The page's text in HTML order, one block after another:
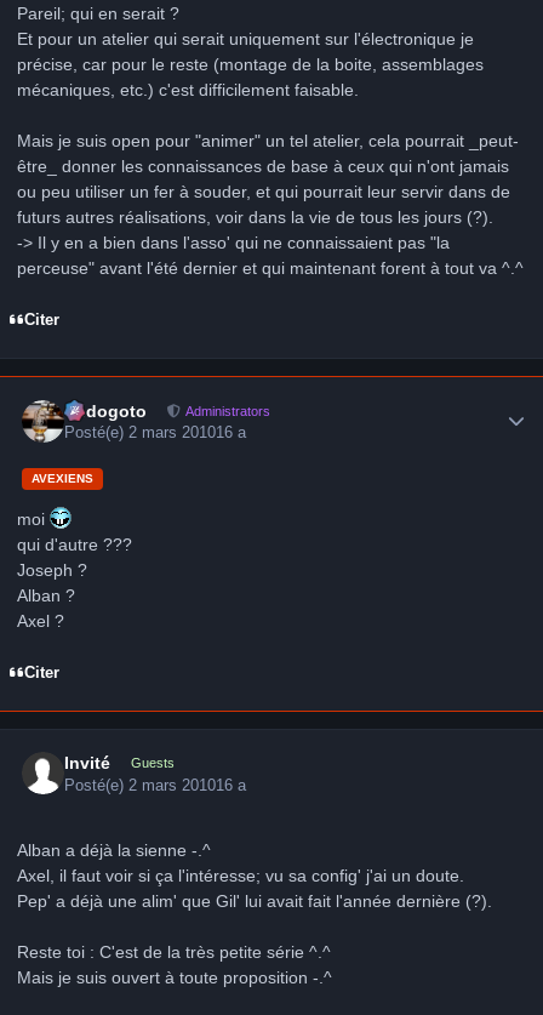
Pareil; qui en serait ?
Et pour un atelier qui serait uniquement sur l'électronique je
précise, car pour le reste (montage de la boite, assemblages
mécaniques, etc.) c'est difficilement faisable.
Mais je suis open pour "animer" un tel atelier, cela pourrait _peut-
être_ donner les connaissances de base à ceux qui n'ont jamais
ou peu utiliser un fer à souder, et qui pourrait leur servir dans de
futurs autres réalisations, voir dans la vie de tous les jours (?).
-> Il y en a bien dans l'asso' qui ne connaissaient pas "la
perceuse" avant l'été dernier et qui maintenant forent à tout va ^.^
Citer
frédogoto Administrators
Posté(e)2 mars 201016 a
AVEXIENS
moi
qui d'autre ???
Joseph ?
Alban ?
Axel ?
Citer
Invité Guests
Posté(e) 2 mars 201016 a
Alban a déjà la sienne -.^
Axel, il faut voir si ça l'intéresse; vu sa config' j'ai un doute.
Pep' a déjà une alim' que Gil' lui avait fait l'année dernière (?).
Reste toi : C'est de la très petite série ^.^
Mais je suis ouvert à toute proposition -.^